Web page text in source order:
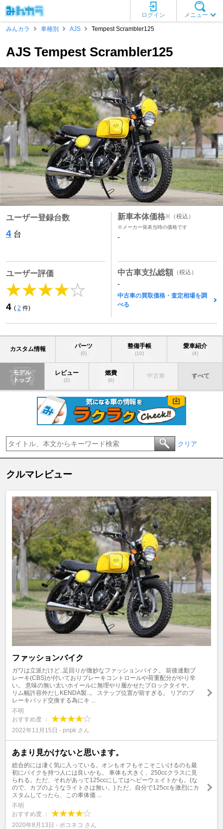
メニュー
ログイン
みんカラ
車種別 AJS Tempest Scrambler125
AJS Tempest Scrambler125
ユーザー登録台数
4 台
ユーザー評価
4 ( 2 件)
新車本体価格※ （税込）
※メーカー発表当時の価格です
-
中古車支払総額 （税込）
-
中古車の買取価格・査定相場を調
べる
カスタム情報 パーツ
(0)
整備手帳
(10)
愛車紹介
(4)
モデル
トップ
レビュー
(2)
燃費
(0)
中古車 すべて
クリア
クルマレビュー
ファッションバイク
ガワは立派だけど..足回りが微妙なファッションバイク。 前後連動ブ
レーキ(CBS)が付いておりブレーキコントロールや荷重配分がやり辛
い。 意味の無い太いホイールに無理やり履かせたブロックタイヤ。
リム幅許容外だしKENDA製..。 ステップ位置が前すぎる。 リアのブ
レーキパッド交換する為にキ ...
不明
おすすめ度 ：
2022年11月15日 - pnpk さん
あまり見かけないと思います。
総合的には凄く気に入っている。オンもオフもそこそこいけるのも最
初にバイクを持つ人には良いかも。 車体も大きく、250ccクラスに見
られる。ただ、それがあって125ccにしてはヘビーウェイトかも。(な
ので、カブのようなライトさは無い。) ただ、自分で125ccを激烈にカ
スタムしてったら、この車体価 ...
不明
おすすめ度 ：
2020年8月13日 - ポコネコ さん